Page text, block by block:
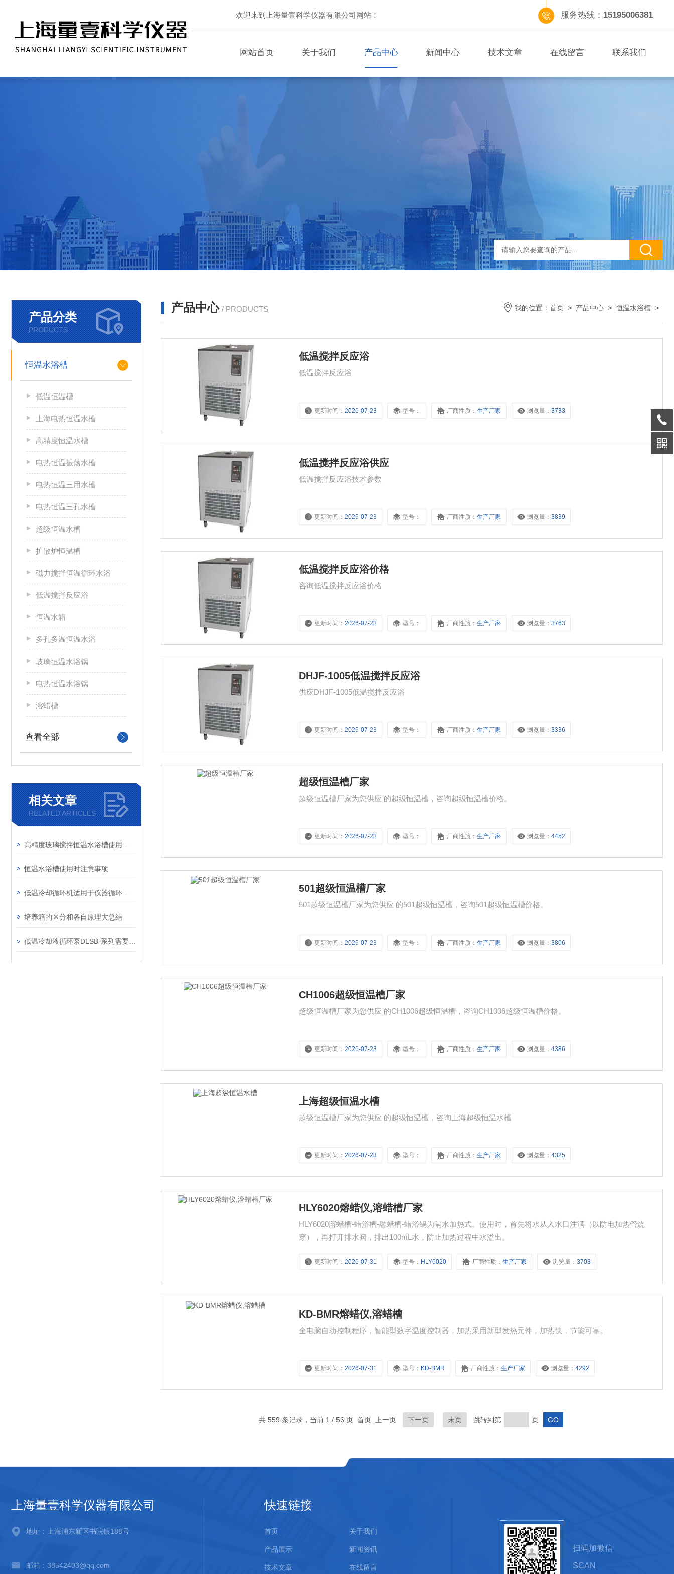
欢迎来到上海量壹科学仪器有限公司网站！ 服务热线： 15195006381
网站首页 关于我们 产品中心 新闻中心 技术文章 在线留言 联系我们
产品分类
PRODUCTS
恒温水浴槽
低温恒温槽
上海电热恒温水槽
高精度恒温水槽
电热恒温振荡水槽
电热恒温三用水槽
电热恒温三孔水槽
超级恒温水槽
扩散炉恒温槽
磁力搅拌恒温循环水浴
低温搅拌反应浴
恒温水箱
多孔多温恒温水浴
玻璃恒温水浴锅
电热恒温水浴锅
溶蜡槽
查看全部
相关文章
RELATED ARTICLES
恒温水浴槽使用时注意事项
培养箱的区分和各自原理大总结
产品中心 / PRODUCTS 我的位置： 首页 > 产品中心 >恒温水浴槽 >
低温搅拌反应浴
低温搅拌反应浴
更新时间：2026-07-23 型号： 厂商性质：生产厂家 浏览量：3733
低温搅拌反应浴供应
低温搅拌反应浴技术参数
更新时间：2026-07-23 型号： 厂商性质：生产厂家 浏览量：3839
低温搅拌反应浴价格
咨询低温搅拌反应浴价格
更新时间：2026-07-23 型号： 厂商性质：生产厂家 浏览量：3763
DHJF-1005低温搅拌反应浴
供应DHJF-1005低温搅拌反应浴
更新时间：2026-07-23 型号： 厂商性质：生产厂家 浏览量：3336
超级恒温槽厂家
超级恒温槽厂家为您供应 的超级恒温槽，咨询超级恒温槽价格。
更新时间：2026-07-23 型号： 厂商性质：生产厂家 浏览量：4452
501超级恒温槽厂家
501超级恒温槽厂家为您供应 的501超级恒温槽，咨询501超级恒温槽价格。
更新时间：2026-07-23 型号： 厂商性质：生产厂家 浏览量：3806
CH1006超级恒温槽厂家
超级恒温槽厂家为您供应 的CH1006超级恒温槽，咨询CH1006超级恒温槽价格。
更新时间：2026-07-23 型号： 厂商性质：生产厂家 浏览量：4386
上海超级恒温水槽
超级恒温槽厂家为您供应 的超级恒温槽，咨询上海超级恒温水槽
更新时间：2026-07-23 型号： 厂商性质：生产厂家 浏览量：4325
HLY6020熔蜡仪,溶蜡槽厂家
HLY6020溶蜡槽-蜡浴槽-融蜡槽-蜡浴锅为隔水加热式。使用时，首先将水从入水口注满（以防电加热管烧
穿），再打开排水阀，排出100mL水，防止加热过程中水溢出。
更新时间：2026-07-31 型号： HLY6020 厂商性质：生产厂家 浏览量：3703
KD-BMR熔蜡仪,溶蜡槽
全电脑自动控制程序，智能型数字温度控制器，加热采用新型发热元件，加热快，节能可靠。
更新时间：2026-07-31 型号： KD-BMR 厂商性质：生产厂家 浏览量：4292
共 559 条记录，当前 1 / 56 页 首页 上一页 下一页 末页 跳转到第 页
上海量壹科学仪器有限公司
地址：上海浦东新区书院镇188号
邮箱：38542403@qq.com
快速链接
首页 关于我们
产品展示 新闻资讯
技术文章 在线留言
扫码加微信
SCAN